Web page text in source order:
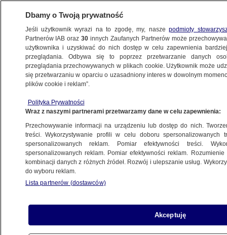
POLSKA
kultury". "Mają oddzielną salę,
do której zostali zaproszeni"
20.12.2023, 16:30
Udostępnij
Dbamy o Twoją prywatność
Jeśli użytkownik wyrazi na to zgodę, my, naszepodmioty
Partnerów IAB oraz30 innych Zaufanych Partnerów może
użytkownika i uzyskiwać do nich dostęp w celu zapewnienia
przeglądania. Odbywa się to poprzez przetwarzanie danych
przeglądania przechowywanych w plikach cookie. Użytkownik może
się przetwarzaniu w oparciu o uzasadniony interes w dowolnym
plików cookie i reklam”.
Polityka Prywatności
Wraz z naszymi partnerami przetwarzamy dane w celu zapewnienia:
Przechowywanie informacji na urządzeniu lub dostęp do nich.
treści. Wykorzystywanie profili w celu doboru spersonalizowanych
spersonalizowanych reklam. Pomiar efektywności treści.
spersonalizowanych reklam. Pomiar efektywności reklam.
kombinacji danych z różnych źródeł. Rozwój i ulepszanie usług.
do wyboru reklam.
Lista partnerów (dostawców)
Akceptuję